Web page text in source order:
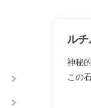
ルチ
神秘
この